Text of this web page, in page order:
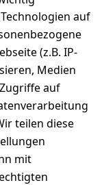
auf
(z.B. IP-
Medien
auf
teilen diese
mit
Zahle
bequem per